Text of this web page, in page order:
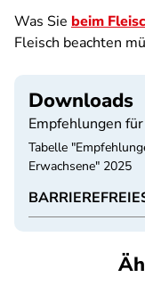
Was Sie beim
Fleisch beachten
Downloads
Empfehlungen
Tabelle
Erwachsene" 2025